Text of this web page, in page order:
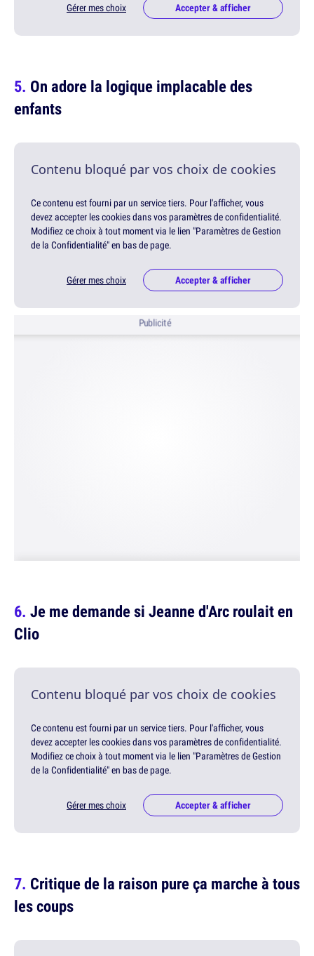
Gérer mes choix Accepter & afficher
On adore la logique implacable des
enfants
Contenu bloqué par vos choix de cookies
Ce contenu est fourni par un service tiers. Pour l'afficher, vous
devez accepter les cookies dans vos paramètres de confidentialité.
Modifiez ce choix à tout moment via le lien "Paramètres de Gestion
de la Confidentialité" en bas de page.
Gérer mes choix Accepter & afficher
Publicité
Je me demande si Jeanne d'Arc roulait en
Clio
Contenu bloqué par vos choix de cookies
Ce contenu est fourni par un service tiers. Pour l'afficher, vous
devez accepter les cookies dans vos paramètres de confidentialité.
Modifiez ce choix à tout moment via le lien "Paramètres de Gestion
de la Confidentialité" en bas de page.
Gérer mes choix Accepter & afficher
Critique de la raison pure ça marche à tous
les coups